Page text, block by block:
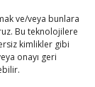
ve/veya bunlara
Bu teknolojilere
kimlikler gibi
onayı geri